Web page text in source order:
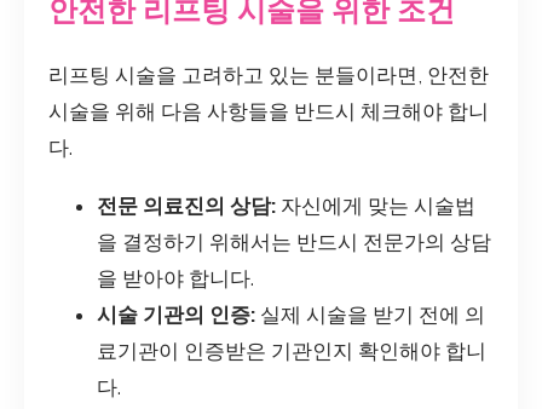
안전한 리프팅 시술을 위한 조건
리프팅 시술을 고려하고 있는 분들이라면, 안전한
시술을 위해 다음 사항들을 반드시 체크해야 합니
다.
전문 의료진의 상담: 자신에게 맞는 시술법
을 결정하기 위해서는 반드시 전문가의 상담
을 받아야 합니다.
시술 기관의 인증: 실제 시술을 받기 전에 의
료기관이 인증받은 기관인지 확인해야 합니
다.